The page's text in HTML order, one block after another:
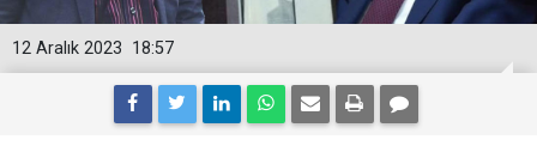
18:57
12 Aralık 2023